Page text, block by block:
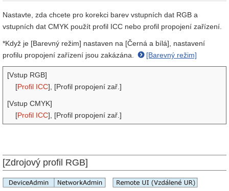
Nastavte, zda chcete pro korekci barev vstupních dat RGB a
vstupních dat CMYK použít profil ICC nebo profil propojení zařízení.
*Když je [Barevný režim] nastaven na [Černá a bílá], nastavení
profilu propojení zařízení jsou zakázána.
[Barevný režim]
[Vstup RGB]
[Profil ICC], [Profil propojení zař.]
[Vstup CMYK]
[Profil ICC], [Profil propojení zař.]
[Zdrojový profil RGB]